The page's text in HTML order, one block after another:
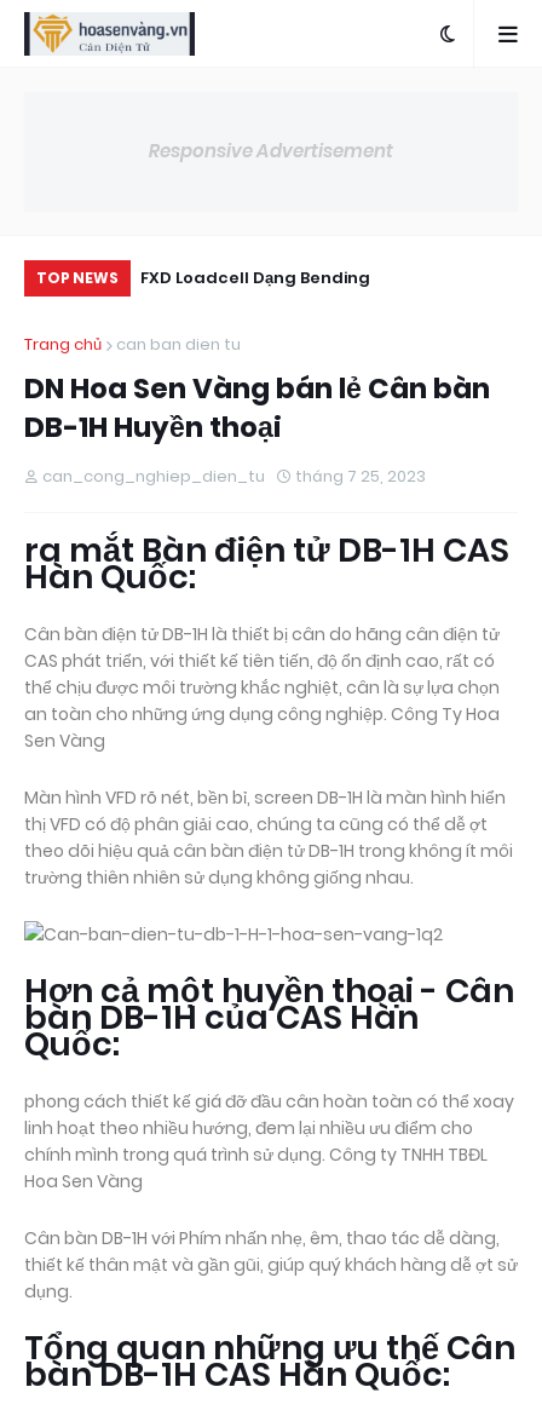
Responsive Advertisement
TOP NEWS
10000kg Tải FXD Loadcell Dạng Bending
Trang chủ
can ban dien tu
DN Hoa Sen Vàng bán lẻ Cân bàn
DB-1H Huyền thoại
can_cong_nghiep_dien_tu tháng 7 25, 2023
ra mắt Bàn điện tử DB-1H CAS
Hàn Quốc:
Cân bàn điện tử DB-1H là thiết bị cân do hãng cân điện tử
CAS phát triển, với thiết kế tiên tiến, độ ổn định cao, rất có
thể chịu được môi trường khắc nghiệt, cân là sự lựa chọn
an toàn cho những ứng dụng công nghiệp. Công Ty Hoa
Sen Vàng
Màn hình VFD rõ nét, bền bỉ, screen DB-1H là màn hình hiển
thị VFD có độ phân giải cao, chúng ta cũng có thể dễ ợt
theo dõi hiệu quả cân bàn điện tử DB-1H trong không ít môi
trường thiên nhiên sử dụng không giống nhau.
Hơn cả một huyền thoại - Cân
bàn DB-1H của CAS Hàn
Quốc:
phong cách thiết kế giá đỡ đầu cân hoàn toàn có thể xoay
linh hoạt theo nhiều hướng, đem lại nhiều ưu điểm cho
chính mình trong quá trình sử dụng. Công ty TNHH TBĐL
Hoa Sen Vàng
Cân bàn DB-1H với Phím nhấn nhẹ, êm, thao tác dễ dàng,
thiết kế thân mật và gần gũi, giúp quý khách hàng dễ ợt sử
dụng.
Tổng quan những ưu thế Cân
bàn DB-1H CAS Hàn Quốc: